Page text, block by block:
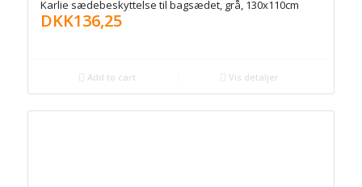
Karlie sædebeskyttelse til bagsædet, grå, 130x110cm
DKK136,25
Add to cart Vis detaljer